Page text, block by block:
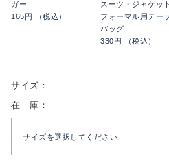
ガー
165円 （税込）
スーツ・ジャケッ
フォーマル用テー
バッグ
330円 （税込）
サイズ：
在 庫：
サイズを選択してください